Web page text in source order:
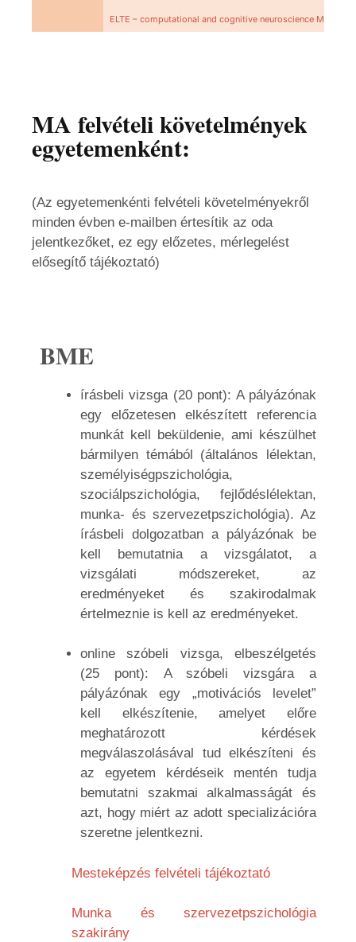
ELTE – computational and cognitive neuroscience Msc
MA felvételi követelmények
egyetemenként:
(Az egyetemenkénti felvételi követelményekről
minden évben e-mailben értesítik az oda
jelentkezőket, ez egy előzetes, mérlegelést
elősegítő tájékoztató)
BME
írásbeli vizsga (20 pont): A pályázónak
egy előzetesen elkészített referencia
munkát kell beküldenie, ami készülhet
bármilyen témából (általános lélektan,
személyiségpszichológia,
szociálpszichológia, fejlődéslélektan,
munka- és szervezetpszichológia). Az
írásbeli dolgozatban a pályázónak be
kell bemutatnia a vizsgálatot, a
vizsgálati módszereket, az
eredményeket és szakirodalmak
értelmeznie is kell az eredményeket.
online szóbeli vizsga, elbeszélgetés
(25 pont): A szóbeli vizsgára a
pályázónak egy „motivációs levelet”
kell elkészítenie, amelyet előre
meghatározott kérdések
megválaszolásával tud elkészíteni és
az egyetem kérdéseik mentén tudja
bemutatni szakmai alkalmasságát és
azt, hogy miért az adott specializációra
szeretne jelentkezni.
Mesteképzés felvételi tájékoztató
Munka és szervezetpszichológia
szakirány